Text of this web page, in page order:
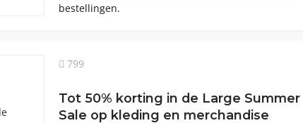
bestellingen.
799
Tot 50% korting in de Large Summer
Sale op kleding en merchandise